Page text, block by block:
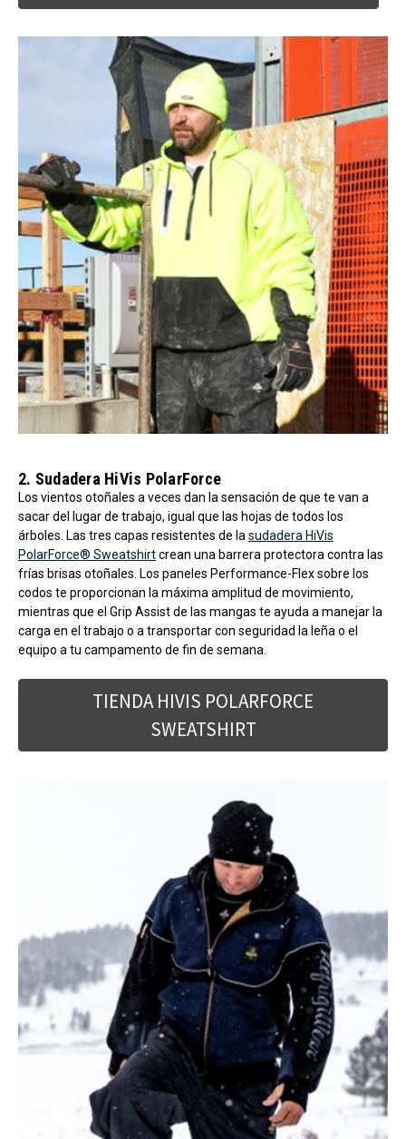
2. Sudadera HiVis PolarForce
Los vientos otoñales a veces dan la sensación de que te van a
sacar del lugar de trabajo, igual que las hojas de todos los
árboles. Las tres capas resistentes de la sudadera HiVis
PolarForce® Sweatshirtcrean una barrera protectora contra las
frías brisas otoñales. Los paneles Performance-Flex sobre los
codos te proporcionan la máxima amplitud de movimiento,
mientras que el Grip Assist de las mangas te ayuda a manejar la
carga en el trabajo o a transportar con seguridad la leña o el
equipo a tu campamento de fin de semana.
TIENDA HIVIS POLARFORCE
SWEATSHIRT